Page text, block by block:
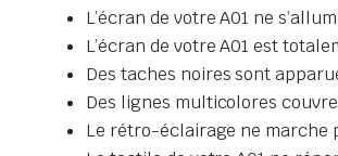
L’écran de votre A01 ne
L’écran de votre A01 est
Des taches noires sont
Des lignes multicolores
Le rétro-éclairage ne marche